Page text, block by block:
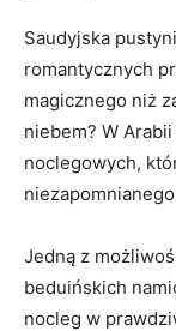
Saudyjska
romantycznych​
⁣magicznego niż
niebem? W
noclegowych,
Jedną z
beduińskich
nocleg w